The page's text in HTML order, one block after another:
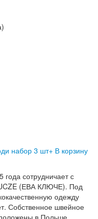
+ В корзину
набор 3 шт
сотрудничает с
(ЕВА КЛЮЧЕ). Под
одежду
Собственное швейное
в Польше.